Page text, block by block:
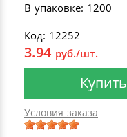
В упаковке: 1200
Код: 12252
3.94 руб./шт.
Купить
Условия заказа